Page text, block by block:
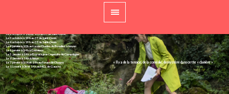
Agenda
LA CLAIRIÈRE
« Il y a de la tension, de la comédie, du mystère dans cette « clairière » .
Le 2 octobre à 14h et 19h au 3T de Saint-Denis
Le 3 octobre à 19h au 3T de Saint-Denis
Le 4 octobre à 19h au 3T de Saint-Denis
Le 4 janvier à 10h au Lycée Charles de Bovelles à Noyon
Le 4 janvier à 14h à Gouvieux
Le 5 janvier à 14h à l'Espace jean Legendre de Compiègne
Le 6 janvier à 14h à Airion
Le 7 janvier à 10h et 14h au Forum de Chauny
Le 11 mai à 10h et 14h au MCL de Gauchy